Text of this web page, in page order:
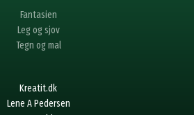
Fantasien
Leg og sjov
Tegn og mal
Kreatit.dk
Lene A Pedersen